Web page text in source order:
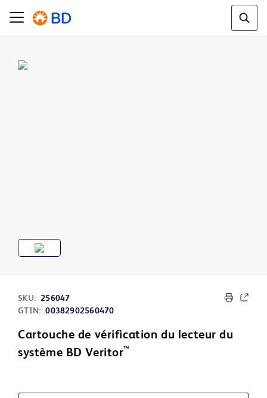
SKU: 256047
GTIN: 00382902560470
Cartouche de vérification du lecteur du
système BD Veritor™